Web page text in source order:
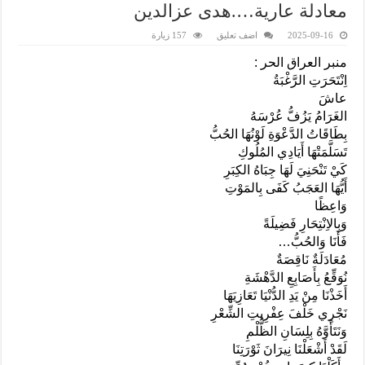
معادلة عارية….هدى عزالدين
2025-09-16 اضف تعليق 157 زيارة
منبر العراق الحر :
اِنْتَحَرَتِ الرَّغْبَةُ
عاشَ
الغَرَامُ يَزُفُّ عُرْسَهُ
بِطَاقَاتُ الدَّعْوَةِ لَوْنُهَا الحُبُّ
تَسَلَّمَتْهَا أَيَادِي المُلُوكِ
كَيْ تَنْحَنِيَ لَهَا جِبَاهُ الكِبَرِ
أَيُّهَا العَجَبُ كَفَى بِالمَوْتِ
وَاعِظًا
وَبِالاِنْتِحَارِ فَضِيلَةً
فَأَنَا وَالحُبُّ…
مُعَادَلَةٌ نَاقِصَةٌ
نُوَقِّعُ بِأَصَابِعِ الدَّهْشَةِ
أَخَذْنَا مِنْ يَدِ الدُّنْيَا تَعَازِيَهَا
نَجْرِي خَلْفَ عِفْرِيتِ الشِّعْرِ
وَنَتَأَوَّهُ بِلِسَانِ الظُّلْمِ
لَقَدْ أَشْعَلْنَا نِيرَانَ ثَوْرَتِنَا